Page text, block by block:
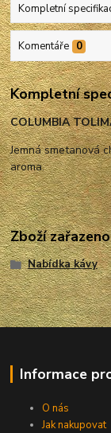
Kompletní
Komentáře 0
Kompletní
COLUMBIA
Jemná smetanová
aroma.
Zboží
Nabídka kávy
Informace
O nás
Jak nakupovat